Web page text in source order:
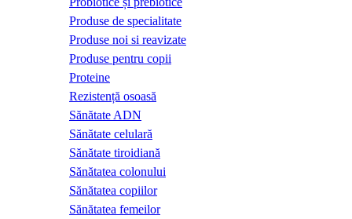
Produse de specialitate
Produse noi si reavizate
Produse pentru copii
Proteine
Rezistență osoasă
Sănătate ADN
Sănătate celulară
Sănătate tiroidiană
Sănătatea colonului
Sănătatea copiilor
Sănătatea femeilor